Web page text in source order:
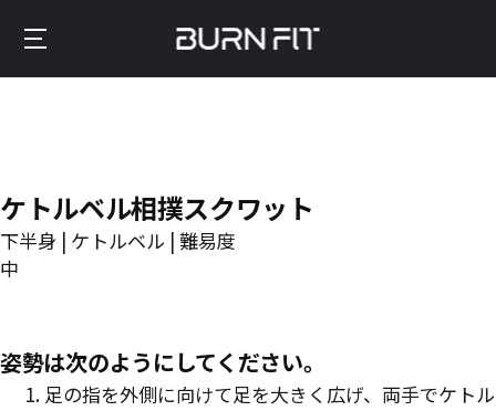
main
ケトルベル相撲スクワット
下半身 | ケトルベル | 難易度
中
姿勢は次のようにしてください。
足の指を外側に向けて足を大きく広げ、両手でケトル